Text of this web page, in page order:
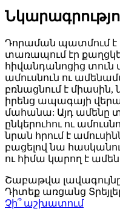
Դորաման պատմում է
տառապում էր
հիվանդանոցից
ամուսնուն ու
բռնացնում է միասին,
իրենց ապագայի
մահանա: Այդ ամենը
ընկերուհու ու
նրան հրում է
բացելով նա
ու հիմա կարող է
Շաբաթվա
Դիտեք առցանց
Չի՞ աշխատում